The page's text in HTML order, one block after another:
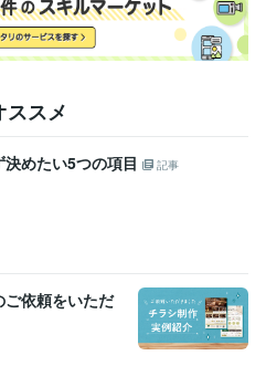
ススメ
めたい5つの項目
記事
ご依頼をいただ